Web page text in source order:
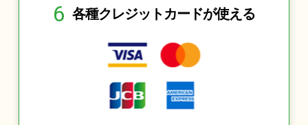
6 各種クレジットカードが使える